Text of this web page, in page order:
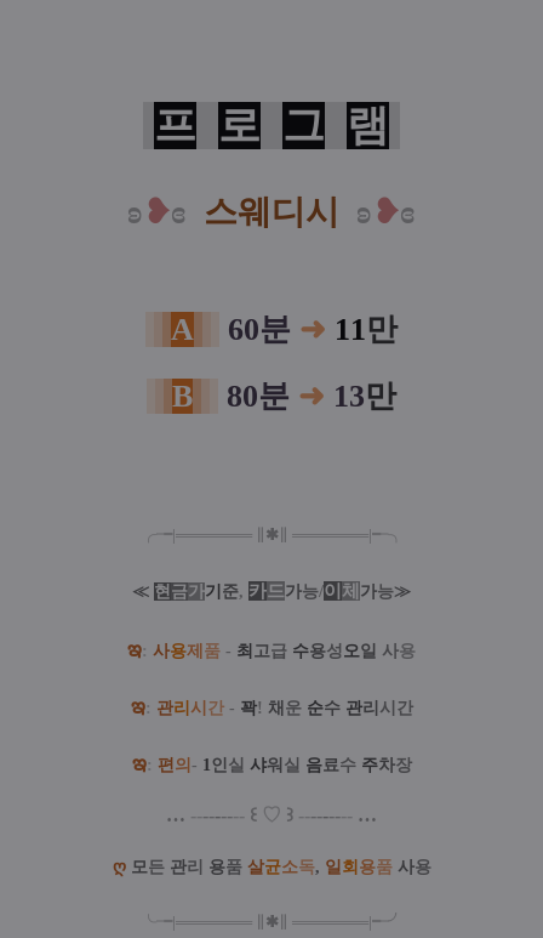
프 로 그 램
ʚ ❥ɞ 스웨디시 ʚ ❥ɞ
A 60분 ➜ 11만
B
80분 ➜ 13만
╭╼|═══════ ✱ ═══════|╾╮
≪ 현 금가기 준, 카드 가능/이 체 가능≫
ఇ: 사용제 품 - 최 고급 수용성오일 사용
ఇ: 관리 시 간 - 꽉! 채 운 순수 관리 시간
ఇ: 편의 - 1인실 샤워 실 음료수 주차장
… --------- ꒰ ♡ ꒱ --------- …
ღ 모든 관리 용품 살균소독, 일 회 용품 사용
╰╼|═══════ ✱ ═══════|╾╯